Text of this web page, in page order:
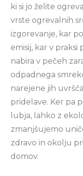
ki si jo želite
vrste ogrevalnih
izgorevanje, kar
emisij, kar v praksi
nabira v pečeh
odpadnega
narejene jih
pridelave. Ker pa
lubja, lahko z
zmanjšujemo
zdravo in okolju
domov.